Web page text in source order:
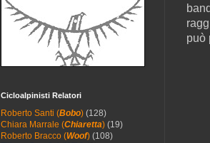
può
Cicloalpinisti Relatori
Roberto Santi (Bobo) (128)
Chiara Marrale (Chiaretta) (19)
Roberto Bracco (Woof) (108)